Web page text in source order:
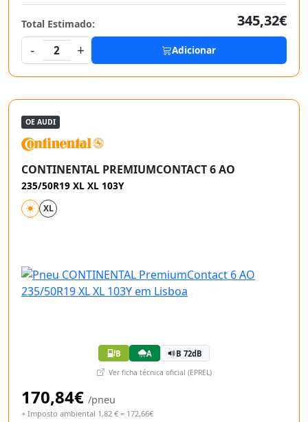
Total Estimado:
345,32€
-
2 + Adicionar
OE AUDI
CONTINENTAL PREMIUMCONTACT 6 AO
235/50R19 XL XL 103Y
XL
B A B 72dB
Ver ficha técnica oficial (EPREL)
170,84€ /pneu
+ Imposto ambiental 1,82 € = 172,66€